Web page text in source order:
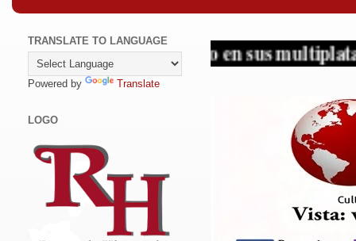
en sus multiplataformas!
TRANSLATE TO LANGUAGE
Powered by Translate
LOGO